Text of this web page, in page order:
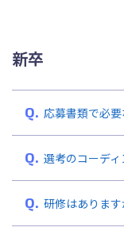
新卒
応募書類で必要
選考のコーデ
研修はあります